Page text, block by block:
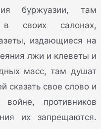
буржуазии, там
в своих салонах,
издающиеся на
лжи и клеветы и
масс, там душат
сказать свое слово и
противников
их запрещаются.